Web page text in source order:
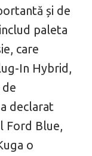
și de
paleta
care
In Hybrid,
declarat
Ford Blue,
o